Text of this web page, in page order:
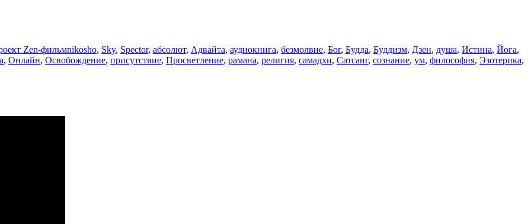
Zen-фильмМетки
nikosho, Sky, Spector, абсолют, Адвайта, аудиокнига, безмолвие, Бог, Будда, Буддизм, Дзен, душа, Истина, Йога,
, Онлайн, Освобождение, присутствие, Просветление, рамана, религия, самадхи, Сатсанг, сознание, ум, философия, Эзотерика,